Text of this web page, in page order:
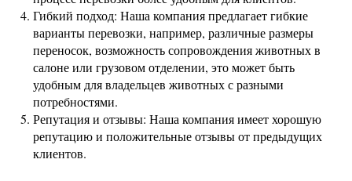
Гибкий подход: Наша компания предлагает гибкие
варианты перевозки, например, различные размеры
переносок, возможность сопровождения животных в
салоне или грузовом отделении, это может быть
удобным для владельцев животных с разными
потребностями.
Репутация и отзывы: Наша компания имеет хорошую
репутацию и положительные отзывы от предыдущих
клиентов.